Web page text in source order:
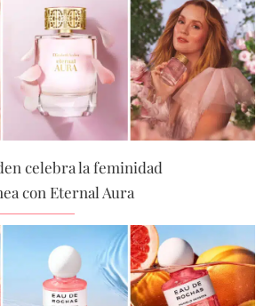
celebra la feminidad
con Eternal Aura